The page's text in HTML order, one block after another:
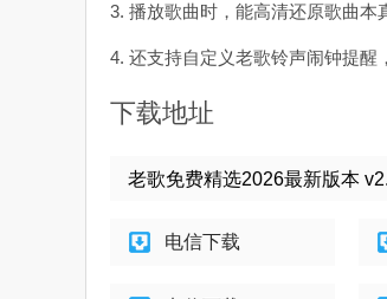
3. 播放歌曲时，能高清还原歌曲本
4. 还支持自定义老歌铃声闹钟提醒
下载地址
老歌免费精选2026最新版本
电信下载